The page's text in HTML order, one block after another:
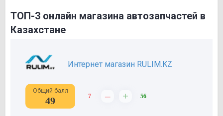
ТОП-3 онлайн магазина автозапчастей в
Казахстане
Интернет магазин RULIM.KZ
Общий балл
49 7 – + 56